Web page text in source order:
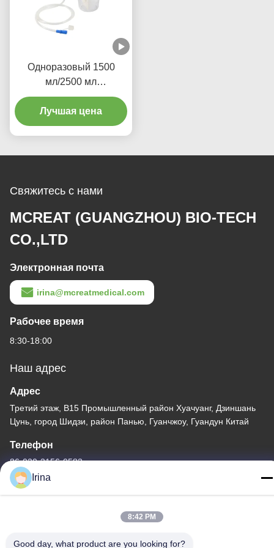
Одноразовый 1500
мл/2500 мл
всасывающий мешок и
медицинский канистры
из ПВХ
Лучшая цена
Свяжитесь с нами
MCREAT (GUANGZHOU) BIO-TECH
CO.,LTD
Электронная почта
irina@mcreatmedical.com
Рабочее время
8:30-18:00
Наш адрес
Адрес
Третий этаж, B15 Промышленный район Хуачуанг, Дзиншань
Цунь, город Шидзи, район Панью, Гуанчжоу, Гуандун Китай
Телефон
86-020-3156-0583
Irina
8:42 PM
Good day, what product are you looking for?